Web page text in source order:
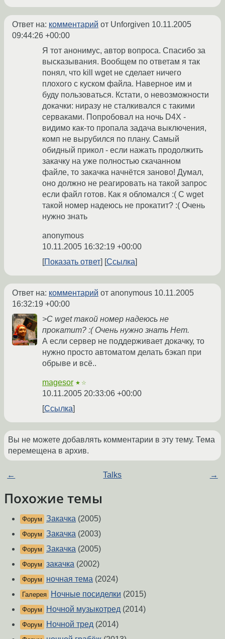
Ответ на: комментарий от Unforgiven 10.11.2005
09:44:26 +00:00
Я тот анонимус, автор вопроса. Спасибо за
высказывания. Вообщем по ответам я так
понял, что kill wget не сделает ничего
плохого с куском файла. Наверное им и
буду пользоваться. Кстати, о невозможности
докачки: ниразу не сталкивался с такими
серваками. Попробовал на ночь D4X -
видимо как-то пропала задача выключения,
комп не вырубился по плану. Самый
обидный прикол - если нажать продолжить
закачку на уже полностью скачанном
файле, то закачка начнётся заново! Думал,
оно должно не реагировать на такой запрос
если файл готов. Как я обломался :( С wget
такой номер надеюсь не прокатит? :( Очень
нужно знать
anonymous
10.11.2005 16:32:19 +00:00
Показать ответ
Ссылка
Ответ на: комментарий от anonymous 10.11.2005
16:32:19 +00:00
>С wget такой номер надеюсь не
прокатит? :( Очень нужно знать Нет.
А если сервер не поддерживает докачку, то
нужно просто автоматом делать бэкап при
обрыве и всё..
magesor ★☆
10.11.2005 20:33:06 +00:00
Ссылка
Вы не можете добавлять комментарии в эту тему. Тема
перемещена в архив.
← Talks →
Похожие темы
Форум Закачка (2005)
Форум Закачка (2003)
Форум Закачка (2005)
Форум закачка (2002)
Форум ночная тема (2024)
Галерея Ночные посиделки (2015)
Форум Ночной музыкотред (2014)
Форум Ночной тред (2014)